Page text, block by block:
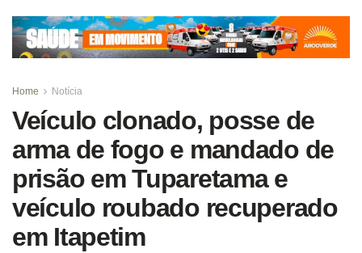
Home Notícia
Veículo clonado, posse de
arma de fogo e mandado de
prisão em Tuparetama e
veículo roubado recuperado
em Itapetim